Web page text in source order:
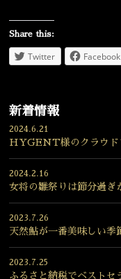
Share this:
Twitter Facebook
新着情報
2024.6.21
HYGENT様のクラウド
2024.2.16
女将の雛祭りは節分過ぎ
2023.7.26
天然鮎が一番美味しい季
2023.7.25
ふるさと納税でベストセ